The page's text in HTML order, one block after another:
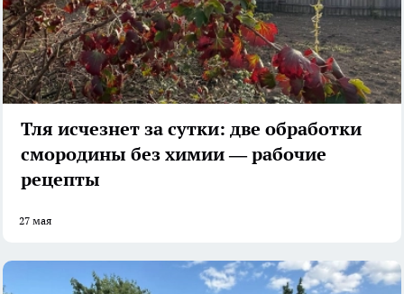
Тля исчезнет за сутки: две обработки
смородины без химии — рабочие
рецепты
27 мая